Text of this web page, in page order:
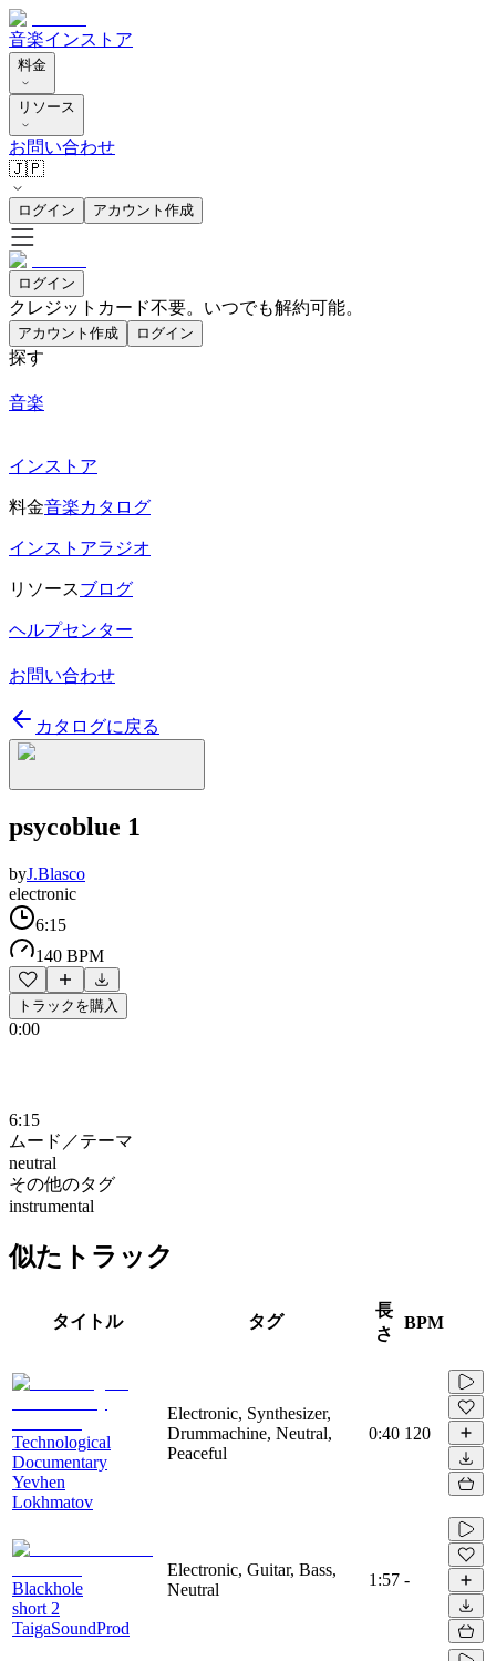
音楽インストア
料金
リソース
お問い合わせ
🇯🇵
ログイン アカウント作成
ログイン
クレジットカード不要。いつでも解約可能。
アカウント作成 ログイン
探す
音楽
インストア
料金音楽カタログ
インストアラジオ
リソースブログ
ヘルプセンター
お問い合わせ
カタログに戻る
psycoblue 1
byJ.Blasco
electronic
6:15
140 BPM
トラックを購入
0:00
6:15
ムード／テーマ
neutral
その他のタグ
instrumental
似たトラック
タイトル タグ
長
さ
BPM
Technological
Documentary
Yevhen
Lokhmatov
Electronic, Synthesizer,
Drummachine, Neutral,
Peaceful
0:40 120
Blackhole
short 2
TaigaSoundProd
Electronic, Guitar, Bass,
Neutral
1:57 -